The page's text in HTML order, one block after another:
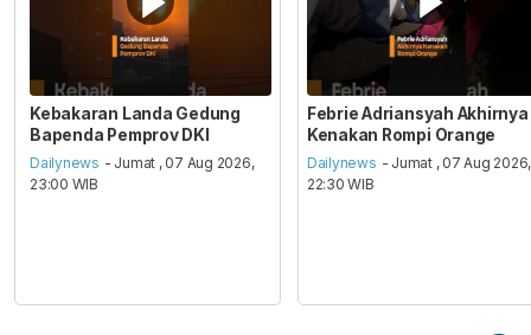
Kebakaran Landa Gedung
Bapenda Pemprov DKI
Dailynews - Jumat , 07 Aug 2026,
23:00 WIB
Febrie Adriansyah Akhirnya
Kenakan Rompi Orange
Dailynews - Jumat , 07 Aug 2026,
22:30 WIB